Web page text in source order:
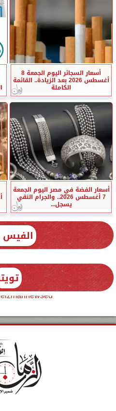
أسعار السجائر اليوم الجمعة 8
أغسطس 2026 بعد الزيادة.. القائمة
الكاملة
أسعار الفضة في مصر اليوم الجمعة
7 أغسطس 2026.. والجرام النقي
يسجل...